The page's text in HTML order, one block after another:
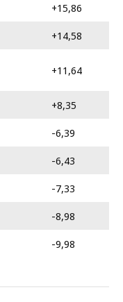
+15,86
+14,58
+11,64
+8,35
-6,39
-6,43
-7,33
-8,98
-9,98